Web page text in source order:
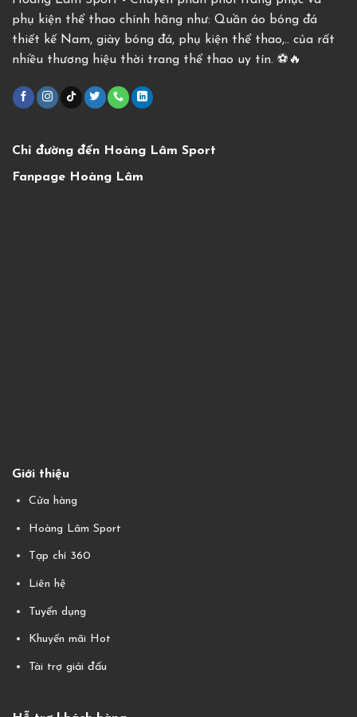
phụ kiện thể thao chính hãng như: Quần áo bóng đá
thiết kế Nam, giày bóng đá, phụ kiện thể thao,.. của rất
nhiều thương hiệu thời trang thể thao uy tín. ⚽️🔥
Giới thiệu
Cửa hàng
Hoàng Lâm Sport
Tạp chí 360
Liên hệ
Tuyển dụng
Khuyến mãi Hot
Tài trợ giải đấu
Chỉ đường đến Hoàng Lâm Sport
Fanpage Hoàng Lâm